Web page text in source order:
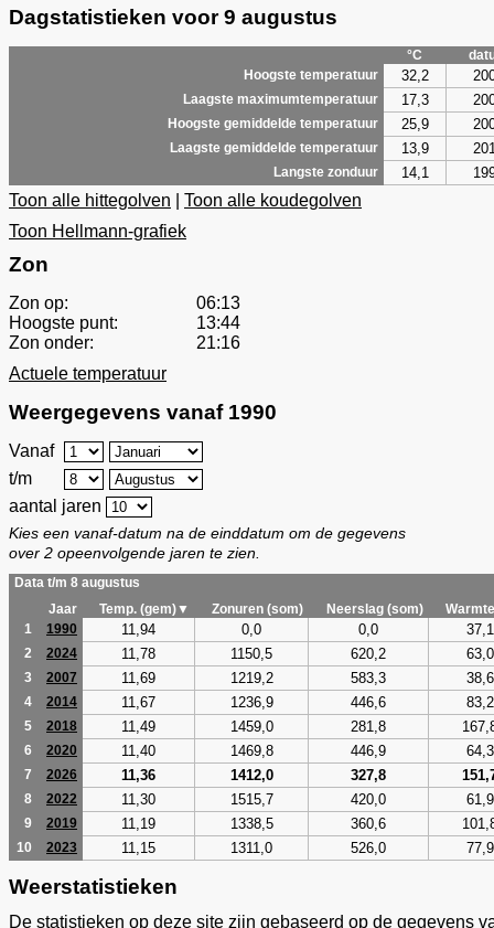
Dagstatistieken voor 9 augustus
°C
Hoogste temperatuur
32,2
Laagste maximumtemperatuur 17,3
Hoogste gemiddelde temperatuur 25,9
Laagste gemiddelde temperatuur 13,9
Langste zonduur 14,1
Toon alle hittegolven
Toon alle koudegolven
Toon Hellmann-grafiek
Zon
Zon op:
06:13
Hoogste punt:
13:44
Zon onder:
21:16
Actuele temperatuur
Weergegevens vanaf 1990
Vanaf
t/m
aantal jaren
Kies een vanaf-datum na de einddatum om de gegevens
over 2 opeenvolgende jaren te zien.
Data t/m 8 augustus
Jaar
Temp. (gem)▼ Zonuren (som) Neerslag (som)
1
1990 11,94 0,0 0,0 37,1
2 2024 11,78 1150,5 620,2 63,0
3 2007 11,69 1219,2 583,3 38,6
4 2014 11,67 1236,9 446,6 83,2
5 2018 11,49 1459,0 281,8
6 2020 11,40 1469,8 446,9 64,3
7 2026 11,36 1412,0 327,8
8 2022 11,30 1515,7 420,0 61,9
9 2019 11,19 1338,5 360,6
10 2023 11,15 1311,0 526,0 77,9
Weerstatistieken
De statistieken op deze site zijn gebaseerd op de gegevens